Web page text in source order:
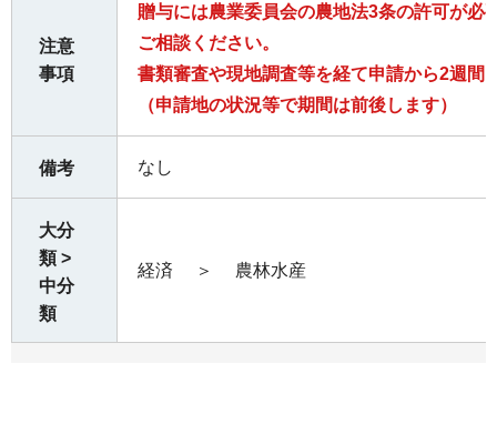
注意
事項
贈与には農業委員会の農地法3条の許可が必
ご相談ください。
書類審査や現地調査等を経て申請から2週間
（申請地の状況等で期間は前後します）
備考 なし
大分
類 >
中分
類
経済 ＞ 農林水産